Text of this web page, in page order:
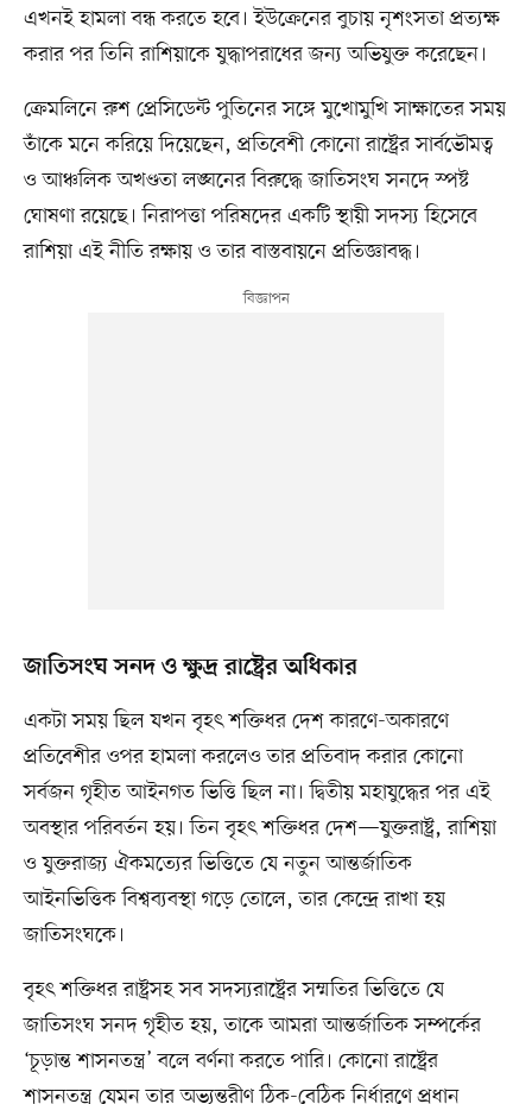
এখনই হামলা বন্ধ করতে হবে। ইউক্রেনের বুচায় নৃশংসতা প্রত্যক্ষ
করার পর তিনি রাশিয়াকে যুদ্ধাপরাধের জন্য অভিযুক্ত করেছেন।
ক্রেমলিনে রুশ প্রেসিডেন্ট পুতিনের সঙ্গে মুখোমুখি সাক্ষাতের সময়
তাঁকে মনে করিয়ে দিয়েছেন, প্রতিবেশী কোনো রাষ্ট্রের সার্বভৌমত্ব
ও আঞ্চলিক অখণ্ডতা লঙ্ঘনের বিরুদ্ধে জাতিসংঘ সনদে স্পষ্ট
ঘোষণা রয়েছে। নিরাপত্তা পরিষদের একটি স্থায়ী সদস্য হিসেবে
রাশিয়া এই নীতি রক্ষায় ও তার বাস্তবায়নে প্রতিজ্ঞাবদ্ধ।
জাতিসংঘ সনদ ও ক্ষুদ্র রাষ্ট্রের অধিকার
একটা সময় ছিল যখন বৃহৎ শক্তিধর দেশ কারণে-অকারণে
প্রতিবেশীর ওপর হামলা করলেও তার প্রতিবাদ করার কোনো
সর্বজন গৃহীত আইনগত ভিত্তি ছিল না। দ্বিতীয় মহাযুদ্ধের পর এই
অবস্থার পরিবর্তন হয়। তিন বৃহৎ শক্তিধর দেশ—যুক্তরাষ্ট্র, রাশিয়া
ও যুক্তরাজ্য ঐকমত্যের ভিত্তিতে যে নতুন আন্তর্জাতিক
আইনভিত্তিক বিশ্বব্যবস্থা গড়ে তোলে, তার কেন্দ্রে রাখা হয়
জাতিসংঘকে।
বৃহৎ শক্তিধর রাষ্ট্রসহ সব সদস্যরাষ্ট্রের সম্মতির ভিত্তিতে যে
জাতিসংঘ সনদ গৃহীত হয়, তাকে আমরা আন্তর্জাতিক সম্পর্কের
‘চূড়ান্ত শাসনতন্ত্র’ বলে বর্ণনা করতে পারি। কোনো রাষ্ট্রের
শাসনতন্ত্র যেমন তার অভ্যন্তরীণ ঠিক-বেঠিক নির্ধারণে প্রধান